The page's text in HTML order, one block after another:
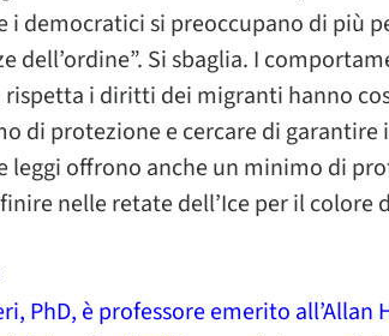
i democratici si preoccupano di più
dell’ordine”. Si sbaglia. I
rispetta i diritti dei migranti hanno
di protezione e cercare di
leggi offrono anche un minimo di
nelle retate dell’Ice per il
PhD, è professore emerito all’Allan